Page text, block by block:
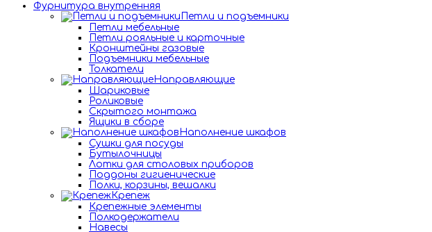
Фурнитура внутренняя
Петли и подъемники
Петли мебельные
Петли рояльные и карточные
Кронштейны газовые
Подъемники мебельные
Толкатели
Направляющие
Шариковые
Роликовые
Скрытого монтажа
Ящики в сборе
Наполнение шкафов
Сушки для посуды
Бутылочницы
Лотки для столовых приборов
Поддоны гигиенические
Полки, корзины, вешалки
Крепеж
Крепежные элементы
Полкодержатели
Навесы